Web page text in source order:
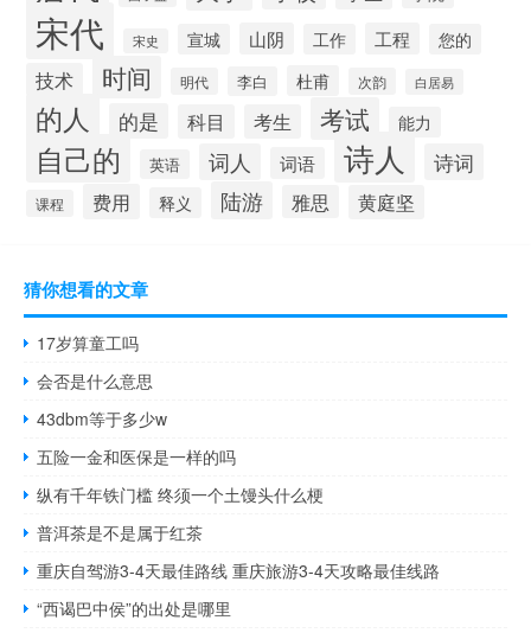
宋代 宋史 宣城 山阴 工作 工程 您的
技术 时间 明代 李白 杜甫 次韵 白居易
的人 的是 科目 考生 考试 能力
自己的 英语 词人 词语 诗人 诗词
课程 费用 释义 陆游 雅思 黄庭坚
猜你想看的文章
17岁算童工吗
会否是什么意思
43dbm等于多少w
五险一金和医保是一样的吗
纵有千年铁门槛 终须一个土馒头什么梗
普洱茶是不是属于红茶
重庆自驾游3-4天最佳路线 重庆旅游3-4天攻略最佳线路
“西谒巴中侯”的出处是哪里